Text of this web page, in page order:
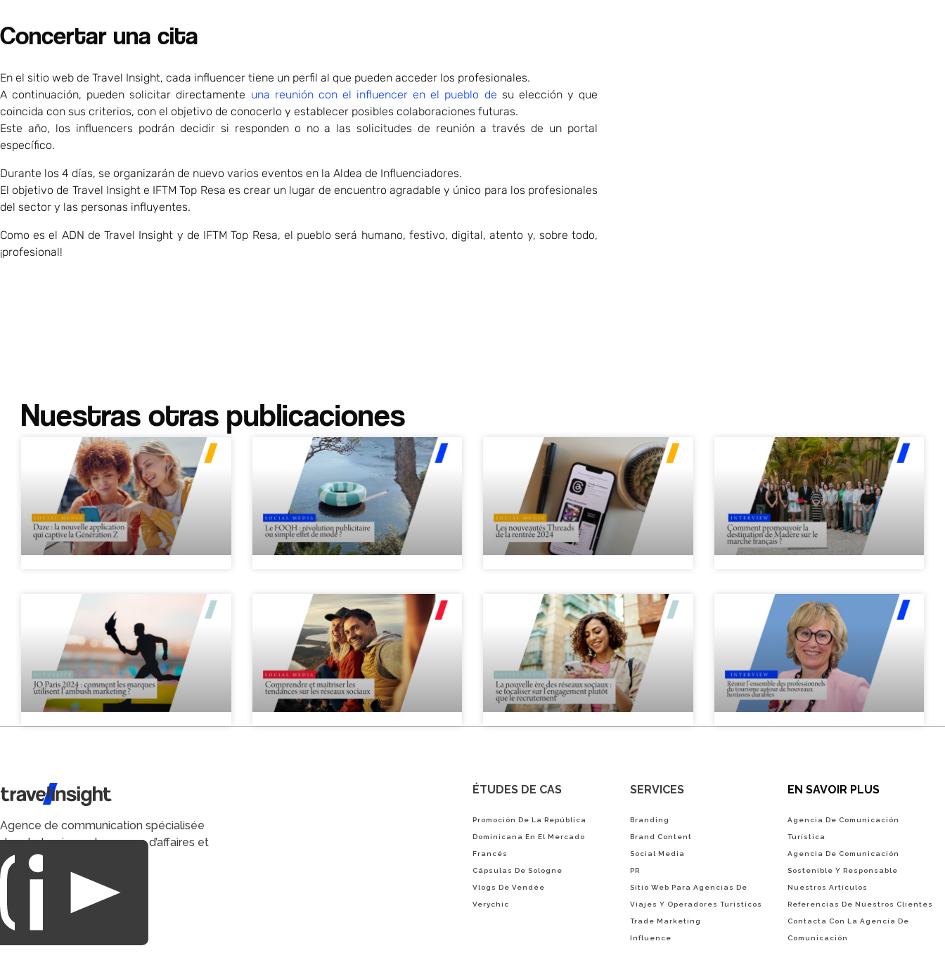
Concertar una cita
En el sitio web de Travel Insight, cada influencer tiene un perfil al que pueden acceder los profesionales.
A continuación, pueden solicitar directamente una reunión con el influencer en el pueblo de su elección y que
coincida con sus criterios, con el objetivo de conocerlo y establecer posibles colaboraciones futuras.
Este año, los influencers podrán decidir si responden o no a las solicitudes de reunión a través de un portal
específico.
Durante los 4 días, se organizarán de nuevo varios eventos en la Aldea de Influenciadores.
El objetivo de Travel Insight e IFTM Top Resa es crear un lugar de encuentro agradable y único para los profesionales
del sector y las personas influyentes.
Como es el ADN de Travel Insight y de IFTM Top Resa, el pueblo será humano, festivo, digital, atento y, sobre todo,
¡profesional!
Nuestras otras publicaciones
Travel Insight
Agence de communication spécialisée
dans le tourisme du voyage d’affaires et
du loisirs.
ÉTUDES DE CAS
Promoción De La República
Dominicana En El Mercado
Francés
Cápsulas De Sologne
Vlogs De Vendée
Verychic
SERVICES
Branding
Brand Content
Social Media
PR
Sitio Web Para Agencias De
Viajes Y Operadores Turísticos
Trade Marketing
Influence
EN SAVOIR PLUS
Agencia De Comunicación
Turística
Agencia De Comunicación
Sostenible Y Responsable
Nuestros Artículos
Referencias De Nuestros Clientes
Contacta Con La Agencia De
Comunicación